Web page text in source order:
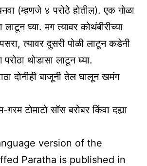
(म्हणजे ४ परोठे होतील). एक गोळा
घ्या. मग त्यावर कोथंबीरीच्या
त्यावर दुसरी पोळी लाटून कडेनी
थोडासा लाटून घ्या.
दोनीही बाजूनी तेल घालून खमंग
गरम टोमाटो सॉस बरोबर किंवा दह्या
version of the
Paratha is published in